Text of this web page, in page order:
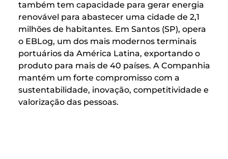
também tem capacidade para gerar energia
renovável para abastecer uma cidade de 2,1
milhões de habitantes. Em Santos (SP), opera
o EBLog, um dos mais modernos terminais
portuários da América Latina, exportando o
produto para mais de 40 países. A Companhia
mantém um forte compromisso com a
sustentabilidade, inovação, competitividade e
valorização das pessoas.